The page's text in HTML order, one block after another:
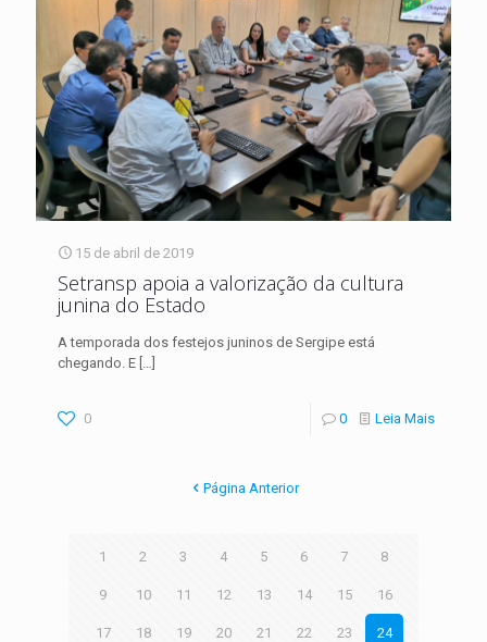
15 de abril de 2019
Setransp apoia a valorização da cultura
junina do Estado
A temporada dos festejos juninos de Sergipe está
chegando. E […]
0 0 Leia Mais
Página Anterior
1 2 3 4 5 6 7 8
9 10 11 12 13 14 15 16
17 18 19 20 21 22 23 24